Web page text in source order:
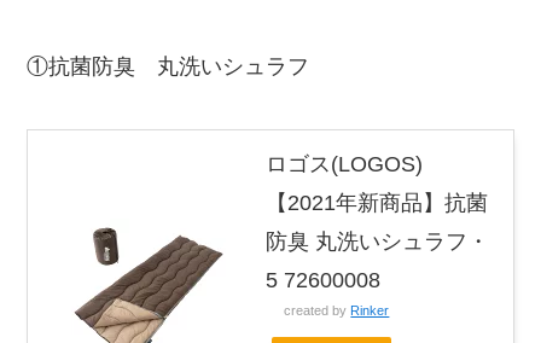
①抗菌防臭 丸洗いシュラフ
ロゴス(LOGOS)
【2021年新商品】抗菌
防臭 丸洗いシュラフ・
5 72600008
created by Rinker